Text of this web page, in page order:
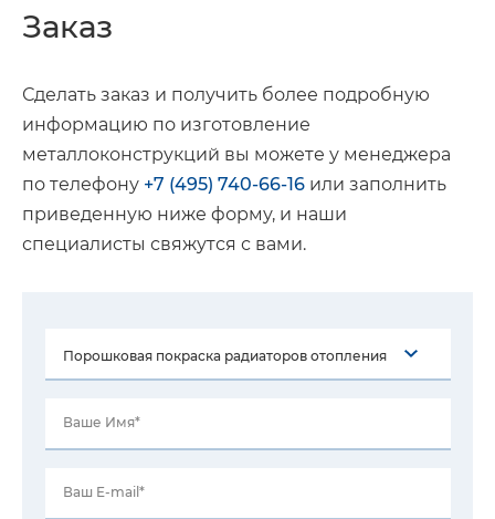
Заказ
Сделать заказ и получить более подробную
информацию по изготовление
металлоконструкций вы можете у менеджера
по телефону +7 (495) 740-66-16 или заполнить
приведенную ниже форму, и наши
специалисты свяжутся с вами.
Ваше Имя*
Ваш E-mail*